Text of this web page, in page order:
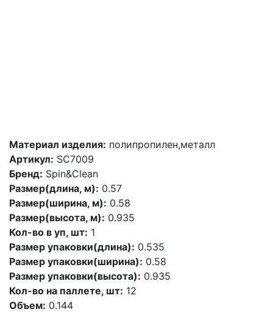
Материал изделия: полипропилен,металл
Артикул: SC7009
Бренд: Spin&Clean
Размер(длина, м): 0.57
Размер(ширина, м): 0.58
Размер(высота, м): 0.935
Кол-во в уп, шт: 1
Размер упаковки(длина): 0.535
Размер упаковки(ширина): 0.58
Размер упаковки(высота): 0.935
Кол-во на паллете, шт: 12
Объем: 0.144